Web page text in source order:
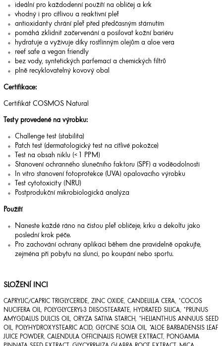
ideální pro každodenní použití na obličej a krk
vhodný i pro citlivou a reaktivní pleť
antioxidanty chrání pleť před předčasným stárnutím
pomáhá zklidnit začervenání a posilovat kožní bariéru
hydratuje a vyživuje díky rostlinným olejům a aloe vera
reef safe a vegan friendly
bez vody, syntetických parfemací a chemických filtrů
plně recyklovatelný kovový obal
Certifikace:
Certifikát COSMOS Natural
Testy provedené na výrobku:
Challenge test (stabilita)
Patch test (dermatologický test na citlivé pokožce)
Test na obsah niklu (< 1 PPM)
Stanovení ochranného slunečního faktoru (SPF) a voděodolnosti
In vitro stanovení fotoprotekce (UVA) opalovacího výrobku
Test cytotoxicity (NRU)
Postprodukční mikrobiologická analýza
Použití
Naneste každé ráno na čistou pleť obličeje, krku a dekoltu jako
poslední krok péče.
Pro zachování ochrany aplikaci během dne pravidelně opakujte,
zejména při pobytu na slunci, po koupání nebo sportu.
SLOŽENÍ INCI
CAPRYLIC/CAPRIC TRIGLYCERIDE, ZINC OXIDE, CANDELILLA CERA, *COCOS
NUCIFERA OIL, POLYGLYCERYL-3 DIISOSTEARATE, HYDRATED SILICA, *PRUNUS
AMYGDALUS DULCIS OIL, ORYZA SATIVA STARCH, *HELIANTHUS ANNUUS SEED
OIL, POLYHYDROXYSTEARIC ACID, GLYCINE SOJA OIL, *ALOE BARBADENSIS LEAF
JUICE POWDER, CALENDULA OFFICINALIS FLOWER EXTRACT, PONGAMIA